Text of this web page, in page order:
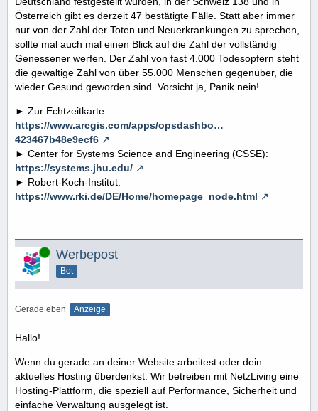
Österreich gibt es derzeit 47 bestätigte Fälle. Statt aber immer
nur von der Zahl der Toten und Neuerkrankungen zu sprechen,
sollte mal auch mal einen Blick auf die Zahl der vollständig
Genessener werfen. Der Zahl von fast 4.000 Todesopfern steht
die gewaltige Zahl von über 55.000 Menschen gegenüber, die
wieder Gesund geworden sind. Vorsicht ja, Panik nein!
► Zur Echtzeitkarte:
https://www.arcgis.com/apps/opsdashbo…
423467b48e9ecf6
► Center for Systems Science and Engineering (CSSE):
https://systems.jhu.edu/
► Robert-Koch-Institut:
https://www.rki.de/DE/Home/homepage_node.html
Online Werbepost
Bot
Gerade eben Anzeige
Hallo!
Wenn du gerade an deiner Website arbeitest oder dein
aktuelles Hosting überdenkst: Wir betreiben mit NetzLiving eine
Hosting-Plattform, die speziell auf Performance, Sicherheit und
einfache Verwaltung ausgelegt ist.